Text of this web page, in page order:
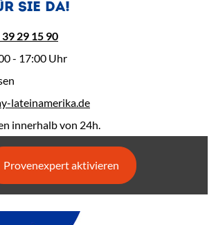
SIE DA!
29 15 90
- 17:00 Uhr
lateinamerika.de
innerhalb von 24h.
Provenexpert aktivieren